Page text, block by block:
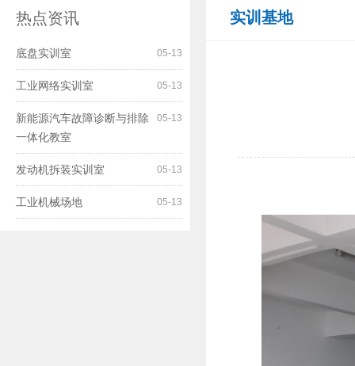
热点资讯
05-13
底盘实训室
05-13
工业网络实训室
05-13
新能源汽车故障诊断与排除
一体化教室
05-13
发动机拆装实训室
05-13
工业机械场地
实训基地